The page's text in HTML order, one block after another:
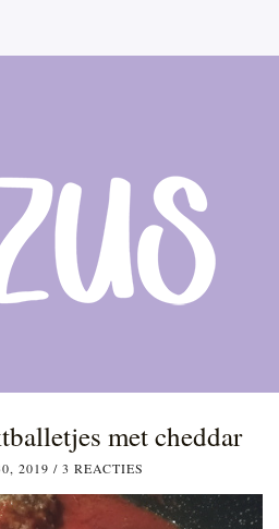
met cheddar
2019 / 3 REACTIES